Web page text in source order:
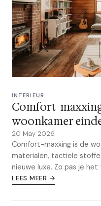
INTERIEUR
Comfort-
woonkamer
20 May 2026
Comfort-maxxing is de
materialen, tactiele
nieuwe luxe. Zo pas je het
LEES MEER →